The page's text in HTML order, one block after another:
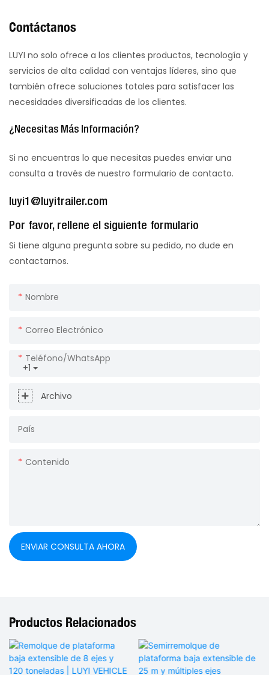
Contáctanos
LUYI no solo ofrece a los clientes productos, tecnología y
servicios de alta calidad con ventajas líderes, sino que
también ofrece soluciones totales para satisfacer las
necesidades diversificadas de los clientes.
¿Necesitas Más Información?
Si no encuentras lo que necesitas puedes enviar una
consulta a través de nuestro formulario de contacto.
luyi1@luyitrailer.com
Por favor, rellene el siguiente formulario
Si tiene alguna pregunta sobre su pedido, no dude en
contactarnos.
Nombre
Correo Electrónico
+1
Teléfono/WhatsApp
Archivo
País
Contenido
ENVIAR CONSULTA AHORA
Productos Relacionados